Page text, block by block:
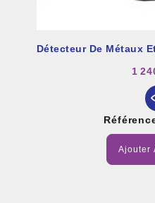
Détecteur De Métaux
1
Ajouter